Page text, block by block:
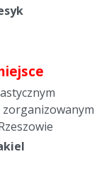
zorganizowanym